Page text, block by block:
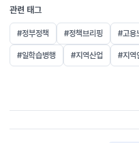
관련 태그
#정부정책 #정책브리핑 #고용
#일학습병행 #지역산업
#지역